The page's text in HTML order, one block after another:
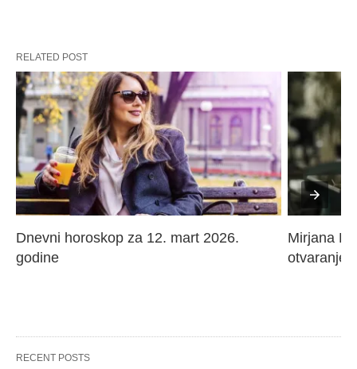
RELATED POST
Dnevni horoskop za 12. mart 2026.
godine
Mirjana
otvaranje
RECENT POSTS